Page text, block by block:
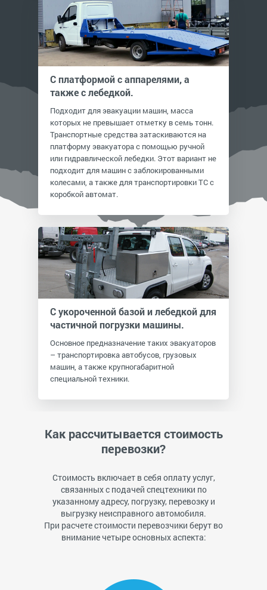
С платформой с аппарелями, а
также с лебедкой.
Подходит для эвакуации машин, масса
которых не превышает отметку в семь тонн.
Транспортные средства затаскиваются на
платформу эвакуатора с помощью ручной
или гидравлической лебедки. Этот вариант не
подходит для машин с заблокированными
колесами, а также для транспортировки ТС с
коробкой автомат.
С укороченной базой и лебедкой для
частичной погрузки машины.
Основное предназначение таких эвакуаторов
– транспортировка автобусов, грузовых
машин, а также крупногабаритной
специальной техники.
Как рассчитывается стоимость
перевозки?
Стоимость включает в себя оплату услуг,
связанных с подачей спецтехники по
указанному адресу, погрузку, перевозку и
выгрузку неисправного автомобиля.
При расчете стоимости перевозчики берут во
внимание четыре основных аспекта: